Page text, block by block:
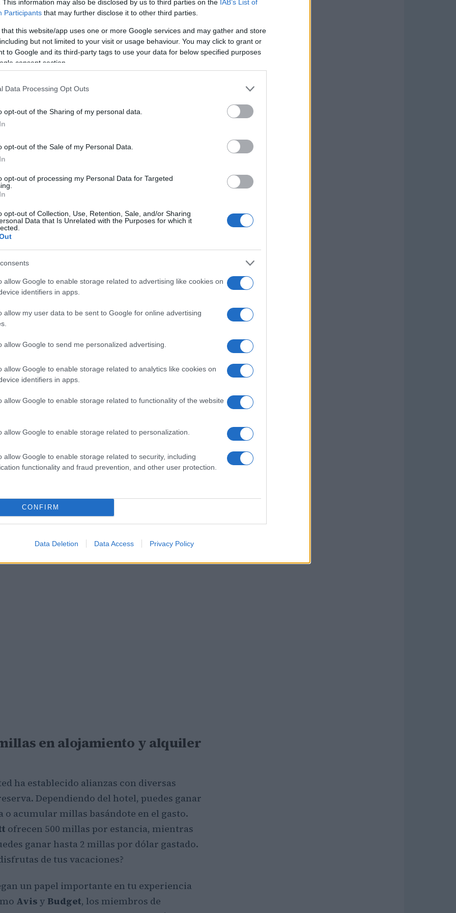
This information may also be disclosed by us to third parties on the IAB’s List of
Participants that may further disclose it to other third parties.
that this website/app uses one or more Google services and may gather and store
but not limited to your visit or usage behaviour. You may click to grant or
to Google and its third-party tags to use your data for below specified purposes
consent section.
Data Processing Opt Outs
opt-out of the Sharing of my personal data.
opt-out of the Sale of my Personal Data.
opt-out of processing my Personal Data for Targeted
opt-out of Collection, Use, Retention, Sale, and/or Sharing
Data that Is Unrelated with the Purposes for which it
allow Google to enable storage related to advertising like cookies on
identifiers in apps.
allow my user data to be sent to Google for online advertising
allow Google to send me personalized advertising.
allow Google to enable storage related to analytics like cookies on
identifiers in apps.
allow Google to enable storage related to functionality of the website
allow Google to enable storage related to personalization.
allow Google to enable storage related to security, including
functionality and fraud prevention, and other user protection.
CONFIRM
Data Deletion Data Access Privacy Policy
cómo puedes maximizar tus beneficios
evitar dejar recompensas sobre la mesa.
de
mundo. Esto significa que los viajeros
millas con todas las aerolíneas de la
a nivel global. Pero eso no es todo, ya
compañías aéreas, lo que permite
están cubiertas por la alianza. ¿Te
en vuelos interisleños de
restricciones en los vuelos desde el
de cada socio se vuelve esencial,
de millas a rutas y clases
oportunidad!
Airways
ha generado gran
claro para su implementación,
viajeros. Aprovechar estas asociaciones
milla ganada.
en alojamiento y alquiler
ha establecido alianzas con diversas
Dependiendo del hotel, puedes ganar
acumular millas basándote en el gasto.
ofrecen 500 millas por estancia, mientras
ganar hasta 2 millas por dólar gastado.
de tus vacaciones?
un papel importante en tu experiencia
Avis y Budget, los miembros de